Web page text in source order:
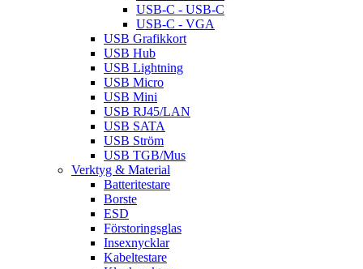
USB-C - USB-C
USB-C - VGA
USB Grafikkort
USB Hub
USB Lightning
USB Micro
USB Mini
USB RJ45/LAN
USB SATA
USB Ström
USB TGB/Mus
Verktyg & Material
Batteritestare
Borste
ESD
Förstoringsglas
Insexnycklar
Kabeltestare